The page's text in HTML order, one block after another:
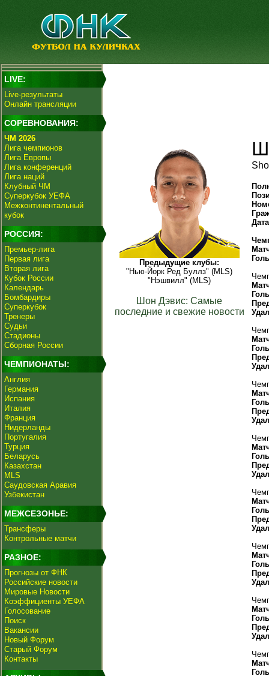
LIVE:
Live-результаты
Онлайн трансляции
СОРЕВНОВАНИЯ:
ЧМ 2026
Лига чемпионов
Лига Европы
Лига конференций
Лига наций
Клубный ЧМ
Суперкубок УЕФА
Межконтинентальный
кубок
РОССИЯ:
Премьер-лига
Первая лига
Вторая лига
Кубок России
Календарь
Бомбардиры
Суперкубок
Тренеры
Судьи
Стадионы
Сборная России
ЧЕМПИОНАТЫ:
Англия
Германия
Испания
Италия
Франция
Нидерланды
Португалия
Турция
Беларусь
Казахстан
MLS
Саудовская Аравия
Узбекистан
МЕЖСЕЗОНЬЕ:
Трансферы
Контрольные матчи
РАЗНОЕ:
Прогнозы от ФНК
Российские новости
Мировые Новости
Коэффициенты УЕФА
Голосование
Поиск
Вакансии
Новый Форум
Старый Форум
Контакты
Предыдущие клубы:
"Нью-Йорк Ред Буллз" (MLS)
"Нэшвилл" (MLS)
Шон Дэвис: Самые
последние и свежие новости